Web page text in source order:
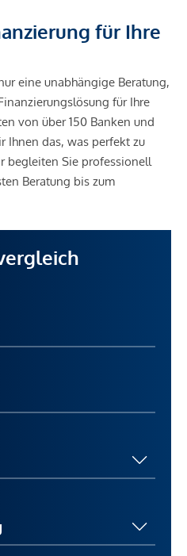
für Ihre
eine unabhängige Beratung,
für Ihre
von über 150 Banken und
Ihnen das, was perfekt zu
begleiten Sie professionell
Beratung bis zum